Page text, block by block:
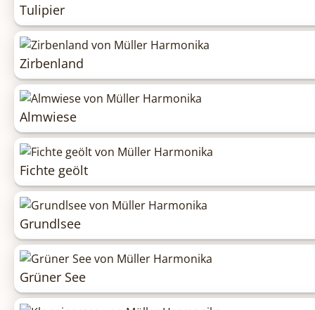
Tulipier
Zirbenland
Almwiese
Fichte geölt
Grundlsee
Grüner See